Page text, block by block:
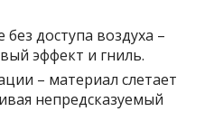
доступа воздуха –
эффект и гниль.
– материал слетает
непредсказуемый